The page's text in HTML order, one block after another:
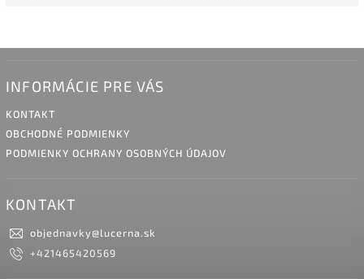
INFORMÁCIE PRE VÁS
KONTAKT
OBCHODNÉ PODMIENKY
PODMIENKY OCHRANY OSOBNÝCH ÚDAJOV
KONTAKT
objednavky@lucerna.sk
+421465420569